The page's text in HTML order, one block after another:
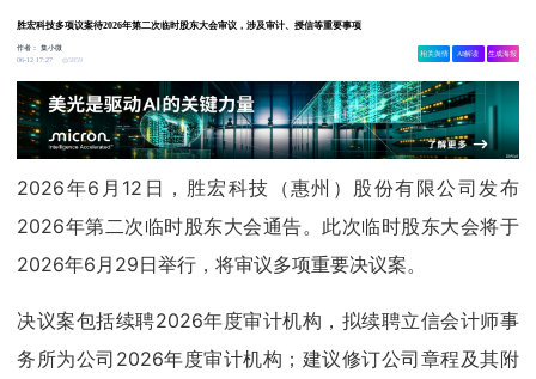
胜宏科技多项议案待2026年第二次临时股东大会审议，涉及审计、授信等重要事项
作者：集小微
06-12 17:27
5859
相关舆情 AI解读 生成海报
2026年6月12日，胜宏科技（惠州）股份有限公司发布
2026年第二次临时股东大会通告。此次临时股东大会将于
2026年6月29日举行，将审议多项重要决议案。
决议案包括续聘2026年度审计机构，拟续聘立信会计师事
务所为公司2026年度审计机构；建议修订公司章程及其附